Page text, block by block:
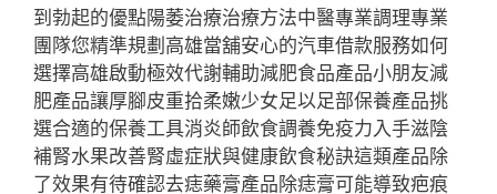
到勃起的優點陽萎治療治療方法中醫專業調理專業
團隊您精準規劃高雄當舖安心的汽車借款服務如何
選擇高雄啟動極效代謝輔助減肥食品產品小朋友減
肥產品讓厚腳皮重拾柔嫩少女足以足部保養產品挑
選合適的保養工具消炎師飲食調養免疫力入手滋陰
補腎水果改善腎虛症狀與健康飲食秘訣這類產品除
了效果有待確認去痣藥膏產品除痣膏可能導致疤痕